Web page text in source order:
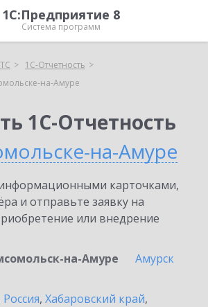
1С:Предприятие 8
Система программ
1С-Отчетность
на-Амуре
1С-Отчетность
на-Амуре
карточками,
и отправьте заявку на
или внедрение
на-Амуре
Амурск
Россия, Хабаровский край,